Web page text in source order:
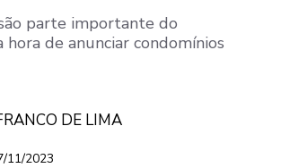
parte importante do
hora de anunciar condomínios
DE LIMA
11/2023